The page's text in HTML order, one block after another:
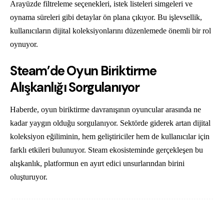
Arayüzde filtreleme seçenekleri, istek listeleri simgeleri ve
oynama süreleri gibi detaylar ön plana çıkıyor. Bu işlevsellik,
kullanıcıların dijital koleksiyonlarını düzenlemede önemli bir rol
oynuyor.
Steam’de Oyun Biriktirme
Alışkanlığı Sorgulanıyor
Haberde, oyun biriktirme davranışının oyuncular arasında ne
kadar yaygın olduğu sorgulanıyor. Sektörde giderek artan dijital
koleksiyon eğiliminin, hem geliştiriciler hem de kullanıcılar için
farklı etkileri bulunuyor. Steam ekosisteminde gerçekleşen bu
alışkanlık, platformun en ayırt edici unsurlarından birini
oluşturuyor.